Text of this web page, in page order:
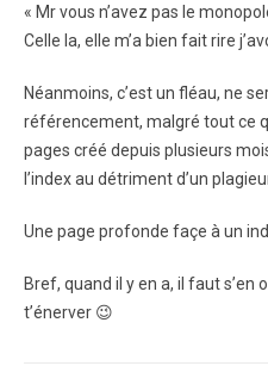
« Mr vous n’avez pas le
Celle la, elle m’a bien fait rire
Néanmoins, c’est un fléau, ne
référencement, malgré tout ce
pages créé depuis plusieurs
l’index au détriment d’un
Une page profonde façe à un
Bref, quand il y en a, il faut s’en
t’énerver 😉